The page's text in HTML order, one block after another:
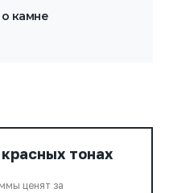
камне
тонах
ценят за